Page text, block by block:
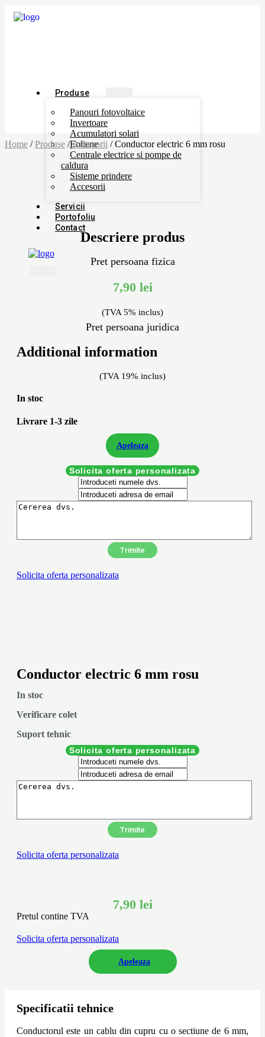
Produse
Panouri fotovoltaice
Invertoare
Acumulatori solari
Eoliene
Centrale electrice si pompe de
caldura
Sisteme prindere
Accesorii
Servicii
Portofoliu
Contact
Home /Produse /Accesorii / Conductor electric 6 mm rosu
Descriere produs
Pret persoana fizica
7,90 lei
(TVA 5% inclus)
Pret persoana juridica
Additional information
(TVA 19% inclus)
In stoc
Livrare 1-3 zile
Apeleaza
Solicita oferta personalizata
Solicita oferta personalizata
Conductor electric 6 mm rosu
In stoc
Verificare colet
Suport tehnic
Solicita oferta personalizata
Solicita oferta personalizata
7,90 lei
Pretul contine TVA
Solicita oferta personalizata
Apeleaza
Specificatii tehnice
Conductorul este un cablu din cupru cu o sectiune de 6 mm,